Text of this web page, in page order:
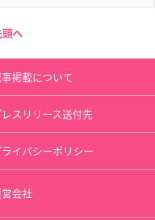
頭へ
掲載について
スリリース送付先
イバシーポリシー
会社